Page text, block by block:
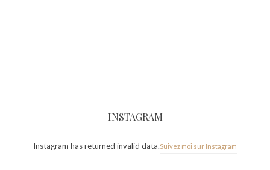
INSTAGRAM
Instagram has returned invalid data.Suivez moi sur Instagram